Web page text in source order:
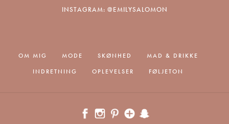
INSTAGRAM: @EMILYSALOMON
OM MIG MODE SKØNHED
MAD & DRIKKE
INDRETNING
OPLEVELSER FØLJETON